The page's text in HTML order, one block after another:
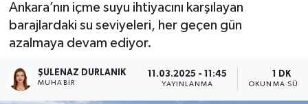
Ankara’nın içme suyu ihtiyacını karşılayan
barajlardaki su seviyeleri, her geçen gün
azalmaya devam ediyor.
ŞULENAZ DURLANIK
MUHABIR
11.03.2025 - 11:45
YAYINLANMA
1 DK
OKUNMA